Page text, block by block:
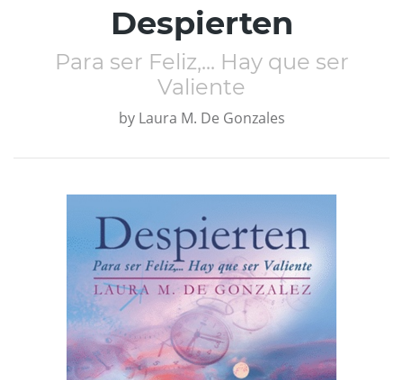
Despierten
Para ser Feliz,... Hay que ser
Valiente
by Laura M. De Gonzales